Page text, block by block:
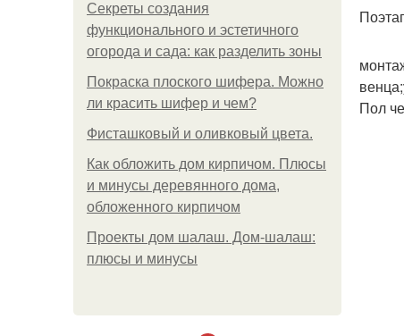
Секреты создания
функционального и эстетичного
огорода и сада: как разделить зоны
Покраска плоского шифера. Можно
ли красить шифер и чем?
Фисташковый и оливковый цвета.
Как обложить дом кирпичом. Плюсы
и минусы деревянного дома,
обложенного кирпичом
Проекты дом шалаш. Дом-шалаш:
плюсы и минусы
Пол